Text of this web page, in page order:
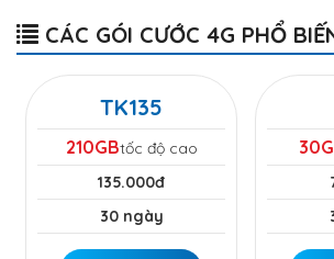
CÁC GÓI CƯỚC 4G PHỔ
TK135
210GBtốc độ cao
135.000đ
30 ngày